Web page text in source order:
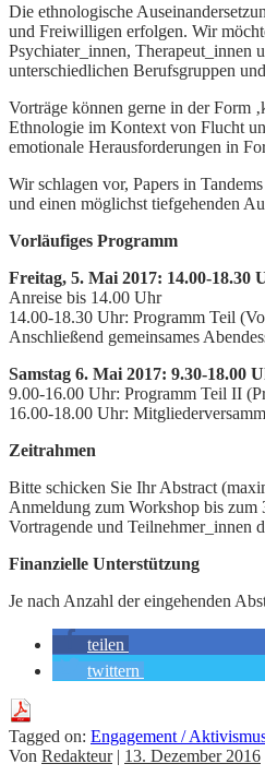
Die ethnologische
und Freiwilligen erfolgen. Wir
Psychiater_innen, Therapeut_innen
unterschiedlichen Berufsgruppen
Vorträge können gerne in der Form
Ethnologie im Kontext von Flucht
emotionale Herausforderungen in
Wir schlagen vor, Papers in
und einen möglichst tiefgehenden
Vorläufiges Programm
Freitag, 5. Mai 2017: 14.00-18.30
Anreise bis 14.00 Uhr
14.00-18.30 Uhr: Programm Teil
Anschließend gemeinsames
Samstag 6. Mai 2017: 9.30-18.00
9.00-16.00 Uhr: Programm Teil II
16.00-18.00 Uhr:
Zeitrahmen
Bitte schicken Sie Ihr Abstract
Anmeldung zum Workshop bis zum
Vortragende und Teilnehmer_innen
Finanzielle Unterstützung
Je nach Anzahl der eingehenden
teilen
twittern
Tagged on: Engagement /
Von Redakteur| 13. Dezember 2016